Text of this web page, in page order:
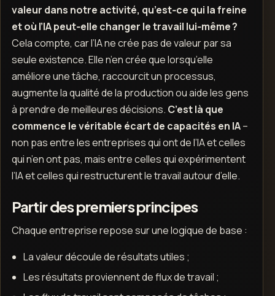
valeur dans notre activité, qu’est‑ce qui la freine
et où l’IA peut‑elle changer le travail lui‑même ?
Cela compte, car l’IA ne crée pas de valeur par sa
seule existence. Elle n’en crée que lorsqu’elle
améliore une tâche, raccourcit un processus,
augmente la qualité de la production ou aide les gens
à prendre de meilleures décisions. C’est là que
commence le véritable écart de capacités en IA–
non pas entre les entreprises qui ont de l’IA et celles
qui n’en ont pas, mais entre celles qui expérimentent
l’IA et celles qui restructurent le travail autour d’elle.
Partir des premiers principes
Chaque entreprise repose sur une logique de base :
La valeur découle de résultats utiles ;
Les résultats proviennent de flux de travail ;